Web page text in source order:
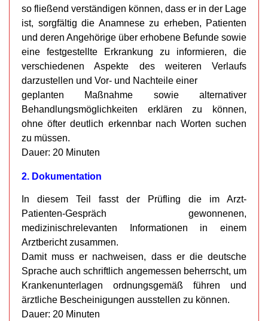
so fließend verständigen können, dass er in der Lage
ist, sorgfältig die Anamnese zu erheben, Patienten
und deren Angehörige über erhobene Befunde sowie
eine festgestellte Erkrankung zu informieren, die
verschiedenen Aspekte des weiteren Verlaufs
darzustellen und Vor- und Nachteile einer
geplanten Maßnahme sowie alternativer
Behandlungsmöglichkeiten erklären zu können,
ohne öfter deutlich erkennbar nach Worten suchen
zu müssen.
Dauer: 20 Minuten
2. Dokumentation
In diesem Teil fasst der Prüfling die im Arzt-
Patienten-Gespräch gewonnenen,
medizinischrelevanten Informationen in einem
Arztbericht zusammen.
Damit muss er nachweisen, dass er die deutsche
Sprache auch schriftlich angemessen beherrscht, um
Krankenunterlagen ordnungsgemäß führen und
ärztliche Bescheinigungen ausstellen zu können.
Dauer: 20 Minuten